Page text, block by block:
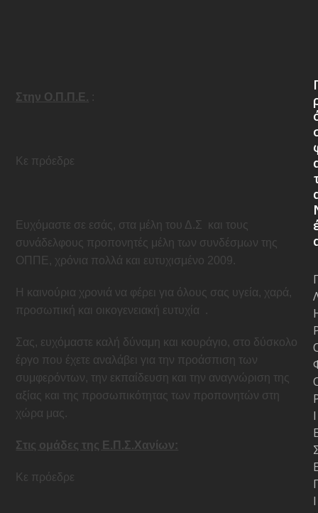
Στην Ο.Π.Π.Ε. :
Κε πρόεδρε
Ευχόμαστε σε εσάς, στα μέλη του Δ.Σ
και τους
συνάδελφους προπονητές μέλη των συνδέσμων της
ΟΠΠΕ, χρόνια πολλά και ευτυχισμένο 2009.
Η καινούρια χρονιά να φέρει για όλους σας υγεία, χαρά,
προσωπική και οικογενειακή ευτυχία
.
Σας, ευχόμαστε καλή δύναμη και κουράγιο, στο δύσκολο
έργο που έχετε αναλάβει για την προάσπιση των
συμφερόντων, την εκπαίδευση και την αναγνώριση της
αξίας και της προσωπικότητας των προπονητών στη
χώρα μας.
Στις ομάδες της Ε.Π.Σ.Χανίων:
Κε πρόεδρε
Ι
Ι